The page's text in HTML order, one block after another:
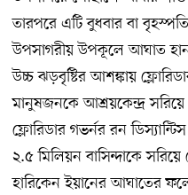
তারপরে এটি বুধবার বা
উপসাগরীয় উপকূলে আঘাত
উচ্চ ঝড়বৃষ্টির আশঙ্কায়
মানুষজনকে আশ্রয়কেন্দ্র সরিয়ে
ফ্লোরিডার গভর্নর রন
২.৫ মিলিয়ন বাসিন্দাকে
হারিকেন ইয়ানের আঘাতের